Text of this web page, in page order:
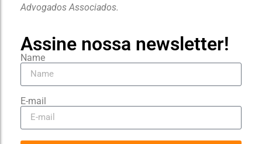
Advogados Associados.
Assine nossa newsletter!
Name
E-mail